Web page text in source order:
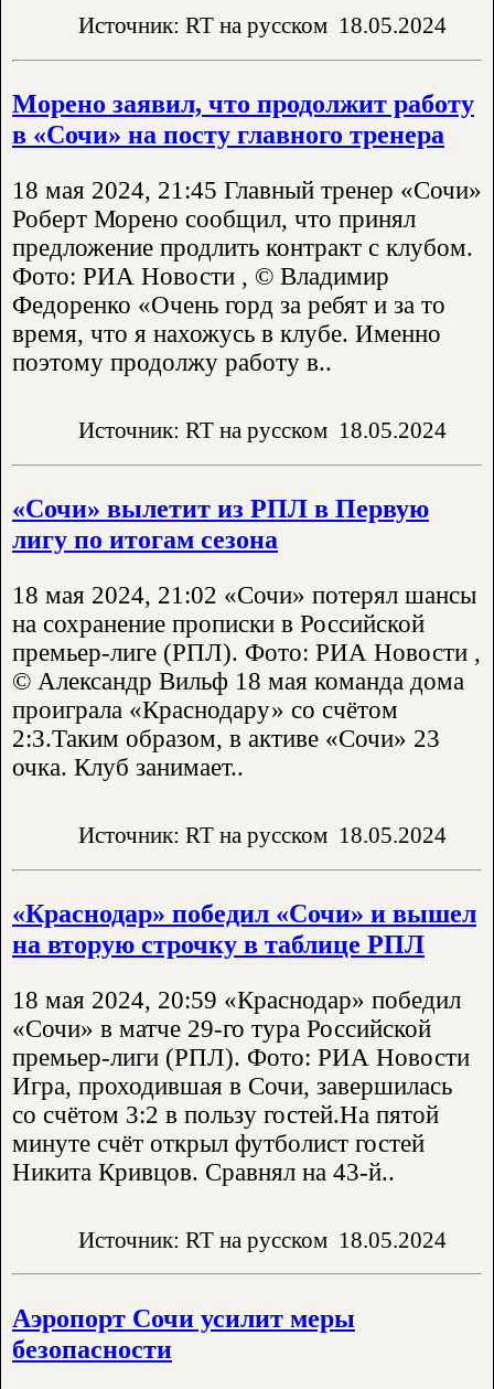
Источник: RT на русском 18.05.2024
Морено заявил, что продолжит работу
в «Сочи» на посту главного тренера
18 мая 2024, 21:45 Главный тренер «Сочи»
Роберт Морено сообщил, что принял
предложение продлить контракт с клубом.
Фото: РИА Новости , © Владимир
Федоренко «Очень горд за ребят и за то
время, что я нахожусь в клубе. Именно
поэтому продолжу работу в..
Источник: RT на русском 18.05.2024
«Сочи» вылетит из РПЛ в Первую
лигу по итогам сезона
18 мая 2024, 21:02 «Сочи» потерял шансы
на сохранение прописки в Российской
премьер-лиге (РПЛ). Фото: РИА Новости ,
© Александр Вильф 18 мая команда дома
проиграла «Краснодару» со счётом
2:3.Таким образом, в активе «Сочи» 23
очка. Клуб занимает..
Источник: RT на русском 18.05.2024
«Краснодар» победил «Сочи» и вышел
на вторую строчку в таблице РПЛ
18 мая 2024, 20:59 «Краснодар» победил
«Сочи» в матче 29-го тура Российской
премьер-лиги (РПЛ). Фото: РИА Новости
Игра, проходившая в Сочи, завершилась
со счётом 3:2 в пользу гостей.На пятой
минуте счёт открыл футболист гостей
Никита Кривцов. Сравнял на 43-й..
Источник: RT на русском 18.05.2024
Аэропорт Сочи усилит меры
безопасности